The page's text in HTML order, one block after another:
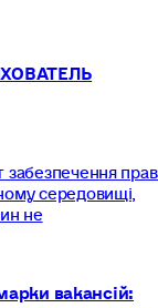
середовищі,
не
вакансій: